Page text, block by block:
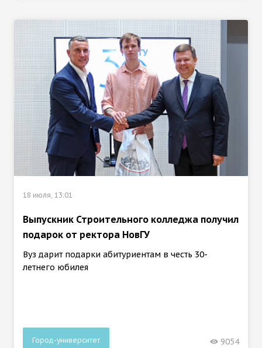
18 июля, 13:01
Выпускник Строительного колледжа получил
подарок от ректора НовГУ
Вуз дарит подарки абитуриентам в честь 30-
летнего юбилея
Город-университет 9054